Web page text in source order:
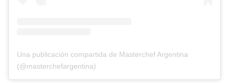
Una publicación compartida de Masterchef Argentina
(@masterchefargentina)